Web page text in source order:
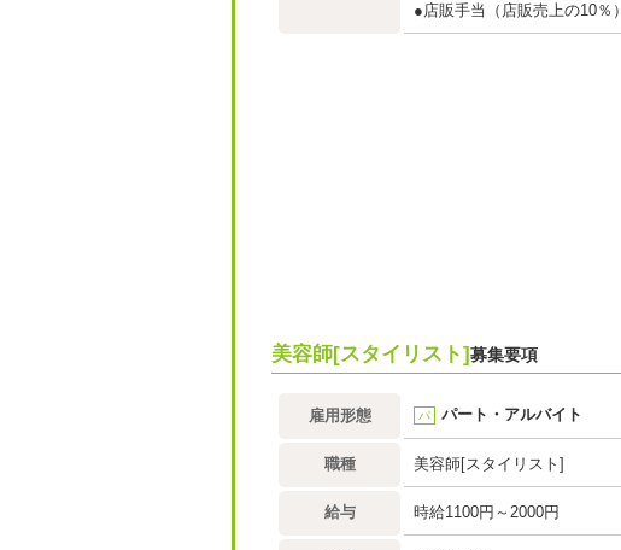
●店販手当（店販売上の10％）
美容師[スタイリスト]募集要項
雇用形態 パ パート・アルバイト
職種 美容師[スタイリスト]
給与 時給1100円～2000円